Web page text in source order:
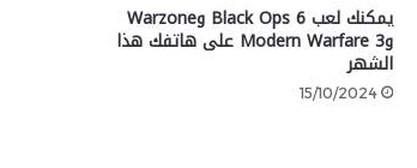
يمكنك لعب Black Ops 6 وWarzone
وModern Warfare 3 على هاتفك هذا
الشهر
15/10/2024